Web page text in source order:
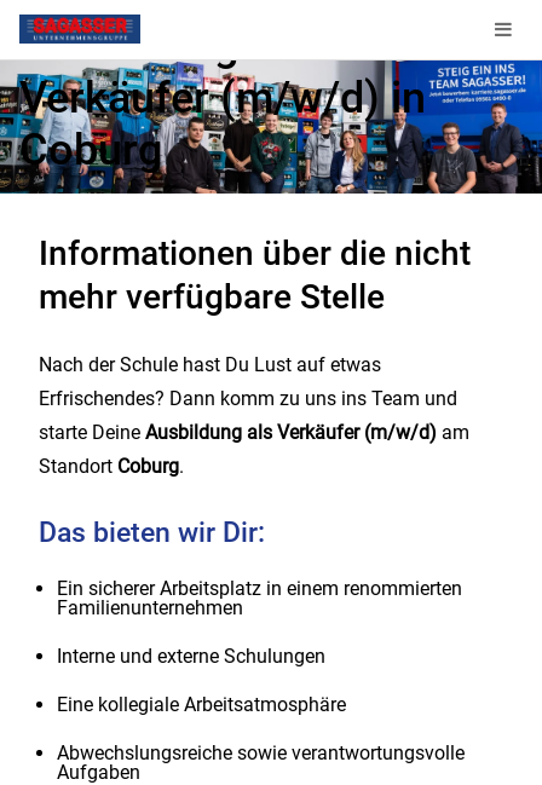
Ausbildung zum
Verkäufer (m/w/d) in
Coburg
Diese Stelle ist nicht mehr verfügbar.
Informationen über die nicht
mehr verfügbare Stelle
Nach der Schule hast Du Lust auf etwas
Erfrischendes? Dann komm zu uns ins Team und
starte Deine Ausbildung als Verkäufer (m/w/d) am
Standort Coburg.
Das bieten wir Dir:
Ein sicherer Arbeitsplatz in einem renommierten
Familienunternehmen
Interne und externe Schulungen
Eine kollegiale Arbeitsatmosphäre
Abwechslungsreiche sowie verantwortungsvolle
Aufgaben